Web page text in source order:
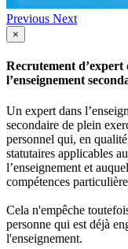
Previous Next
×
Recrutement d’expert
l’enseignement
Un expert dans
secondaire de plein
personnel qui, en
statutaires applicables
l’enseignement et
compétences
Cela n'empêche
personne qui est déjà
l'enseignement.